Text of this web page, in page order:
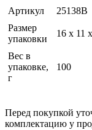
Артикул
25138B
Размер
упаковки
16 x 11
Вес в
упаковке,
г
100
Перед покупкой
комплектацию у